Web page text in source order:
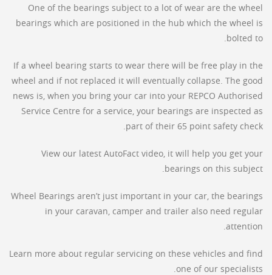
One of the bearings subject to a lot of wear are the wheel
bearings which are positioned in the hub which the wheel is
bolted to.
If a wheel bearing starts to wear there will be free play in the
wheel and if not replaced it will eventually collapse. The good
news is, when you bring your car into your REPCO Authorised
Service Centre for a service, your bearings are inspected as
part of their 65 point safety check.
View our latest AutoFact video, it will help you get your
bearings on this subject.
Wheel Bearings aren’t just important in your car, the bearings
in your caravan, camper and trailer also need regular
attention.
Learn more about regular servicing on these vehicles and find
one of our specialists.